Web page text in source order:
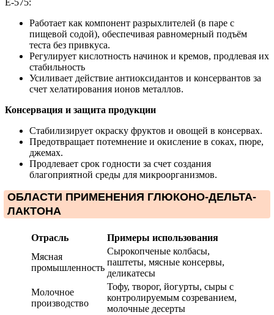
Е-575:
Работает как компонент разрыхлителей (в паре с
пищевой содой), обеспечивая равномерный подъём
теста без привкуса.
Регулирует кислотность начинок и кремов, продлевая их
стабильность
Усиливает действие антиоксидантов и консервантов за
счет хелатирования ионов металлов.
Консервация и защита продукции
Стабилизирует окраску фруктов и овощей в консервах.
Предотвращает потемнение и окисление в соках, пюре,
джемах.
Продлевает срок годности за счет создания
благоприятной среды для микроорганизмов.
ОБЛАСТИ ПРИМЕНЕНИЯ ГЛЮКОНО-ДЕЛЬТА-
ЛАКТОНА
Отрасль
Примеры использования
Мясная
промышленность
Сырокопченые колбасы,
паштеты, мясные консервы,
деликатесы
Молочное
производство
Тофу, творог, йогурты, сыры с
контролируемым созреванием,
молочные десерты